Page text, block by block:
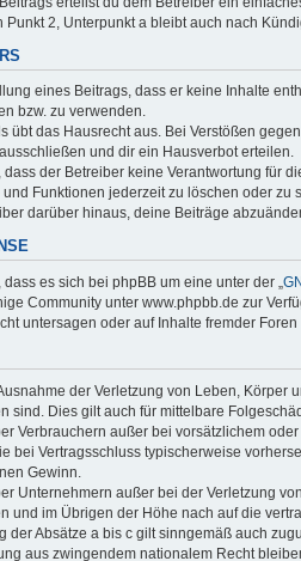
Punkt 2, Unterpunkt a bleibt auch nach
eines Beitrags, dass er keine Inhalte
bzw. zu verwenden.
übt das Hausrecht aus. Bei Verstößen
und dir ein Hausverbot erteilen.
dass der Betreiber keine Verantwortung für
Funktionen jederzeit zu löschen oder zu
darüber hinaus, deine Beiträge
es sich bei phpBB um eine unter der „
Community unter www.phpbb.de zur
untersagen oder auf Inhalte fremder Foren
der Verletzung von Leben,
sind. Dies gilt auch für mittelbare
Verbrauchern außer bei vorsätzlichem
bei Vertragsschluss typischerweise
Gewinn.
Unternehmern außer bei der Verletzung
und im Übrigen der Höhe nach auf die
der Absätze a bis c gilt sinngemäß auch
aus zwingendem nationalem Recht